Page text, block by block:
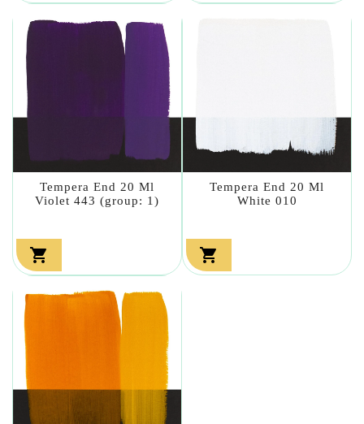
Tempera End 20 Ml
Violet 443 (group: 1)

Tempera End 20 Ml
White 010
